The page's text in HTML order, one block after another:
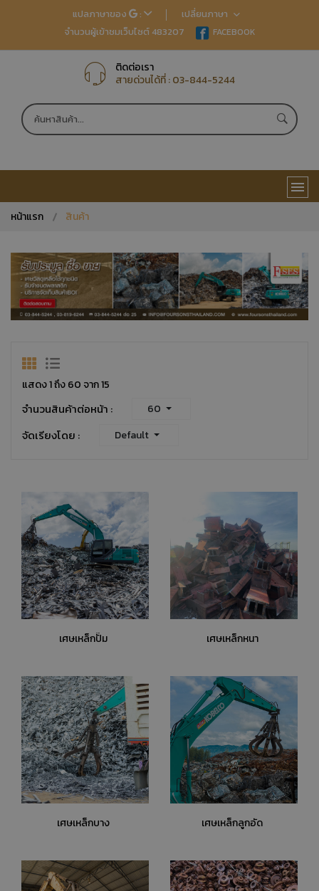
แปลภาษาของ :
TH EN
CN
เปลี่ยนภาษา
จำนวนผู้เข้าชมเว็บไซต์ 483207
FACEBOOK
ติดต่อเรา
สายด่วนได้ที่ :03-844-5244
หน้าแรก สินค้า
แสดง 1 ถึง 60 จาก 15
จำนวนสินค้าต่อหน้า : 60
จัดเรียงโดย : Default
เศษเหล็กปั๊ม เศษเหล็กหนา
เศษเหล็กบาง เศษเหล็กลูกอัด